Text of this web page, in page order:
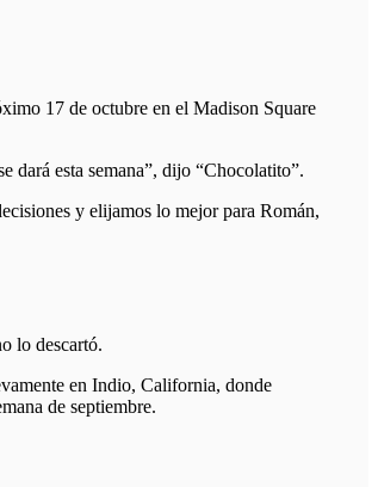
17 de octubre en el Madison Square
esta semana”, dijo “Chocolatito”.
y elijamos lo mejor para Román,
lo descartó.
en Indio, California, donde
de septiembre.